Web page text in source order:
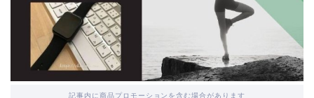
記事内に商品プロモーションを含む場合があります